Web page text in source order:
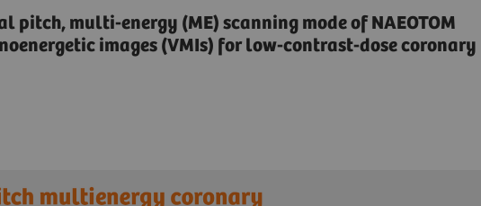
multi-energy (ME) scanning mode of NAEOTOM
images (VMIs) for low-contrast-dose coronary